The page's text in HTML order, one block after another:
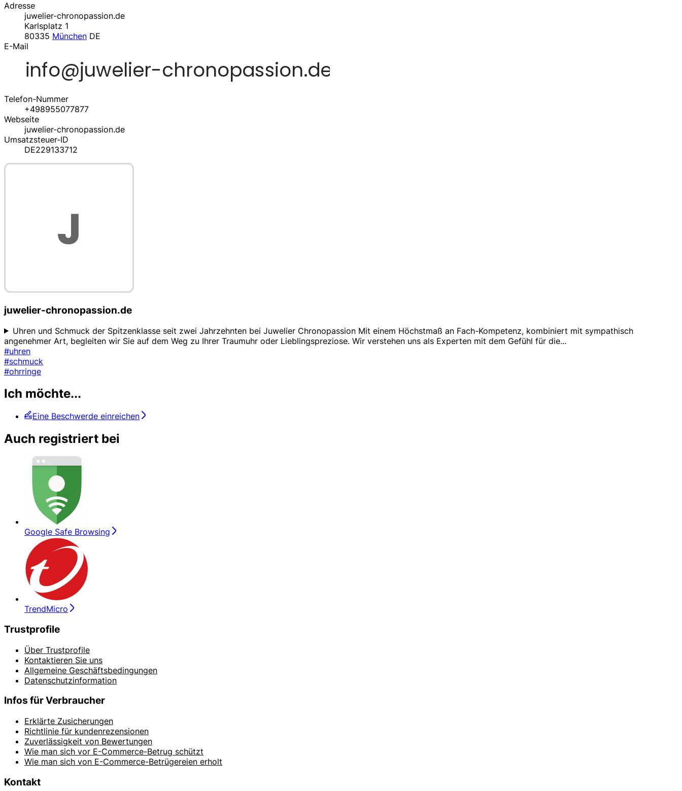
Adresse
juwelier-chronopassion.de
Karlsplatz 1
80335 München DE
E-Mail
Telefon-Nummer
+498955077877
Webseite
juwelier-chronopassion.de
Umsatzsteuer-ID
DE229133712
juwelier-chronopassion.de
Uhren und Schmuck der Spitzenklasse seit zwei Jahrzehnten bei Juwelier Chronopassion Mit einem Höchstmaß an Fach­-Kompetenz, kombiniert mit sympathisch
angenehmer Art, begleiten wir Sie auf dem Weg zu Ihrer Traumuhr oder Lieblingspreziose. Wir verstehen uns als Experten mit dem Gefühl für die...
#uhren
#schmuck
#ohrringe
Ich möchte...
Eine Beschwerde einreichen
Auch registriert bei
Google Safe Browsing
TrendMicro
Trustprofile
Über Trustprofile
Kontaktieren Sie uns
Allgemeine Geschäftsbedingungen
Datenschutzinformation
Infos für Verbraucher
Erklärte Zusicherungen
Richtlinie für kundenrezensionen
Zuverlässigkeit von Bewertungen
Wie man sich vor E-Commerce-Betrug schützt
Wie man sich von E-Commerce-Betrügereien erholt
Kontakt